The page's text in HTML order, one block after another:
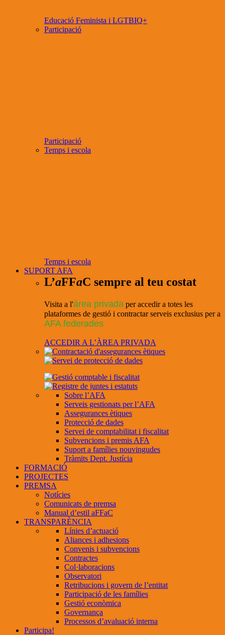
Educació Feminista i LGTBIQ+
Participació
Participació
Temps i escola
Temps i escola
SUPORT AFA
L’aFFaC sempre al teu costat
Visita a l'àrea privada per accedir a totes les
plataformes de gestió i contractar serveis exclusius per a
AFA federades
ACCEDIR A L’ÀREA PRIVADA
Sobre l’AFA
Serveis gestionats per l’AFA
Assegurances ètiques
Protecció de dades
Servei de comptabilitat i fiscalitat
Subvencions i premis AFA
Suport a famílies nouvingudes
Tràmits Dept. Justícia
FORMACIÓ
PROJECTES
PREMSA
Notícies
Comunicats de premsa
Manual d’estil aFFaC
TRANSPARÈNCIA
Línies d’actuació
Aliances i adhesions
Convenis i subvencions
Contractes
Col·laboracions
Observatori
Retribucions i govern de l’entitat
Participació de les famílies
Gestió econòmica
Governança
Processos d’avaluació interna
Participa!